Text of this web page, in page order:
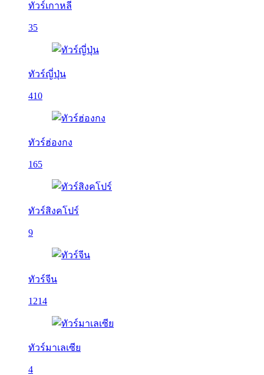
ทัวร์เกาหลี
35
ทัวร์ญี่ปุ่น
410
ทัวร์ฮ่องกง
165
ทัวร์สิงคโปร์
9
ทัวร์จีน
1214
ทัวร์มาเลเซีย
4